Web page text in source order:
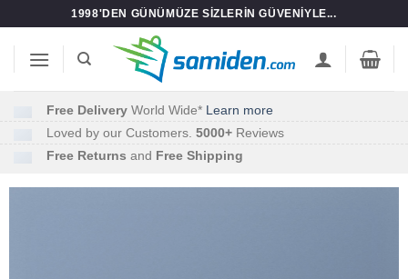
1998'DEN GÜNÜMÜZE SIZLERIN GÜVENIYLE...
Free Delivery World Wide* Learn more
Loved by our Customers. 5000+ Reviews
Free Returns and Free Shipping